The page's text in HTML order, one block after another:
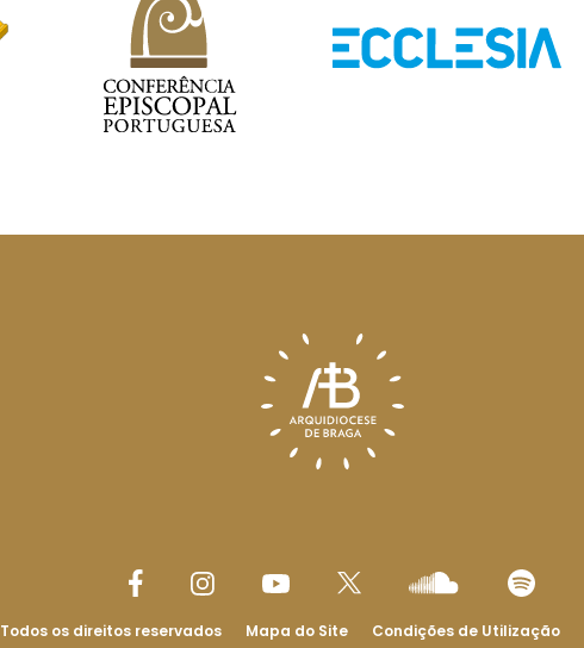
Todos os direitos reservados Mapa do Site Condições de Utilização